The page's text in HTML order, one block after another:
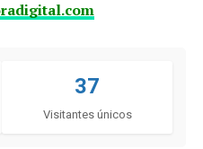
37
Visitantes únicos